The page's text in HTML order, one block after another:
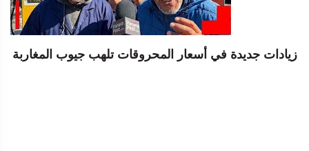
زيادات جديدة في أسعار المحروقات تلهب جيوب المغاربة